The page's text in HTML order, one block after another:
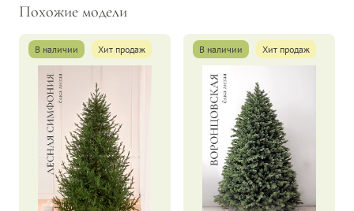
Похожие модели
В наличии Хит продаж В наличии Хит продаж